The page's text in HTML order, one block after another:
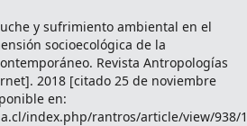
y sufrimiento ambiental en el
socioecológica de la
Revista Antropologías
2018 [citado 25 de noviembre
en:
index.php/rantros/article/view/938/